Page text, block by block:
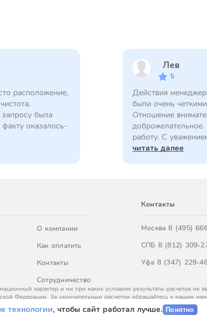
технологии, чтобы сайт работал лучше. Понятно
расположение,
была
оказалось-
Лев
5
Действия
были очень
Отношение
работу. С
читать далее
О компании
Как оплатить
Контакты
Сотрудничество
Контакты
Москва8 (495)
СПБ 8 (812) 309-
Уфа 8 (347) 229-
характер и ни при каких условиях результаты расчетов не
Федерации. За окончательным расчетом обращайтесь к нашим